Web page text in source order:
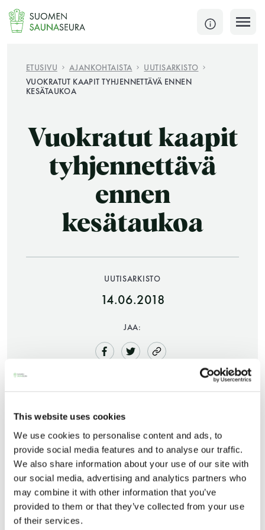
This website uses cookies
We use cookies to personalise content and ads, to
provide social media features and to analyse our traffic.
We also share information about your use of our site with
our social media, advertising and analytics partners who
may combine it with other information that you’ve
provided to them or that they’ve collected from your use
of their services.
Siirry
sisältöön
SULJE
Jokaisen kuun 1. lauantai on jaettu ja jokaisen kuun
KATSO TARKEMMAT AUKIOLOAJAT
JÄSENSIVUT
myös helatorstaina
-Naisten päivät ovat maanantai ja
torstai
HAE
ETUSIVU AJANKOHTAISTA
UUTISARKISTO
VUOKRATUT KAAPIT TYHJENNETTÄVÄ ENNEN
KESÄTAUKOA
Vuokratut kaapit
tyhjennettävä
ennen
kesätaukoa
UUTISARKISTO
14.06.2018
JAA:
Osalla Saunaseuran jäsenistä on Saunatalolla
käytössään vuokrattu kaappi. Tällä hetkellä
kaappeja on vuokralla sekä isoja että pieniä,